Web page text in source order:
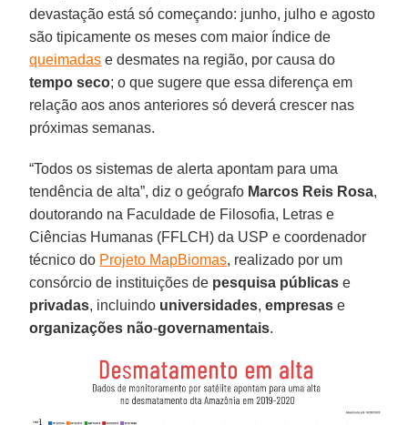
devastação está só começando: junho, julho e agosto
são tipicamente os meses com maior índice de
queimadas e desmates na região, por causa do
tempo seco; o que sugere que essa diferença em
relação aos anos anteriores só deverá crescer nas
próximas semanas.
“Todos os sistemas de alerta apontam para uma
tendência de alta”, diz o geógrafo Marcos Reis Rosa,
doutorando na Faculdade de Filosofia, Letras e
Ciências Humanas (FFLCH) da USP e coordenador
técnico do Projeto MapBiomas, realizado por um
consórcio de instituições de pesquisa públicas e
privadas, incluindo universidades,empresas e
organizações não-governamentais.